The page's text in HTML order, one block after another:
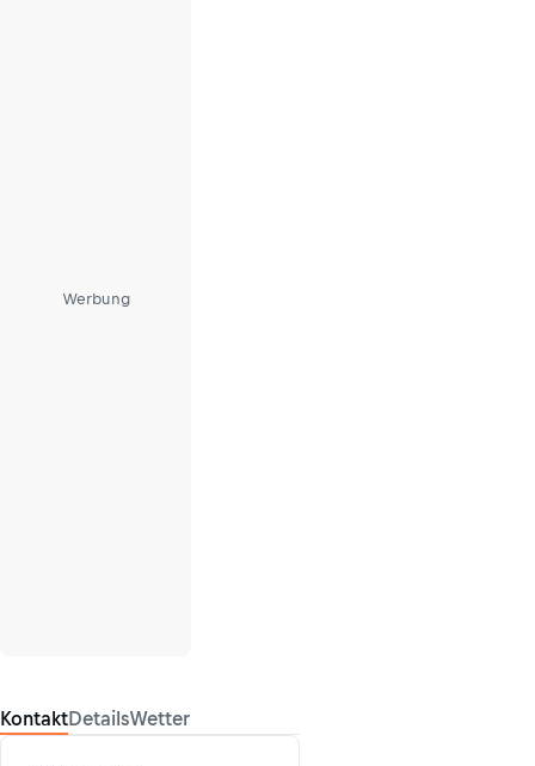
Werbung
KontaktDetailsWetter